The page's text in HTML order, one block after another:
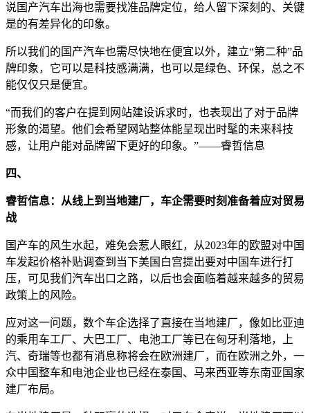
说国产汽车出海也需要找准品牌定位，给人留下深刻的、关键
是的有差异化的印象。
所以我们的国产汽车也需尽快地在便宜以外，建立“第二种”品
牌印象，它可以是科技感满满，也可以是绿色、环保，总之不
能仅仅只是便宜。
“而我们的客户在提到网站建设诉求时，也表现出了对于品牌
形象的渴望。他们会希望网站整体能呈现出时髦的未来科技
感，让用户能对品牌留下更好的印象。”——睿哲信息
四、
睿哲信息：从线上到当地建厂，车企需要时刻准备着应对贸易
战
国产车的风生水起，难免会惹人眼红，从2023年的欧盟对中国
车发起价格补贴调查到当下美国白宫提出要对中国车进行打
压，可见我们汽车出口之路，以后也会面临着越来越多的贸易
政策上的风险。
应对这一问题，数个车企选择了直接在当地建厂，像如比亚迪
的乘用车工厂、大巴工厂、电池工厂等已在匈牙利落地，上
汽、奇瑞等也都有消息称将会在欧洲建厂，而在欧洲之外，一
众中国整车和电池企业也已经在泰国、马来西亚等东南亚国家
建厂布局。